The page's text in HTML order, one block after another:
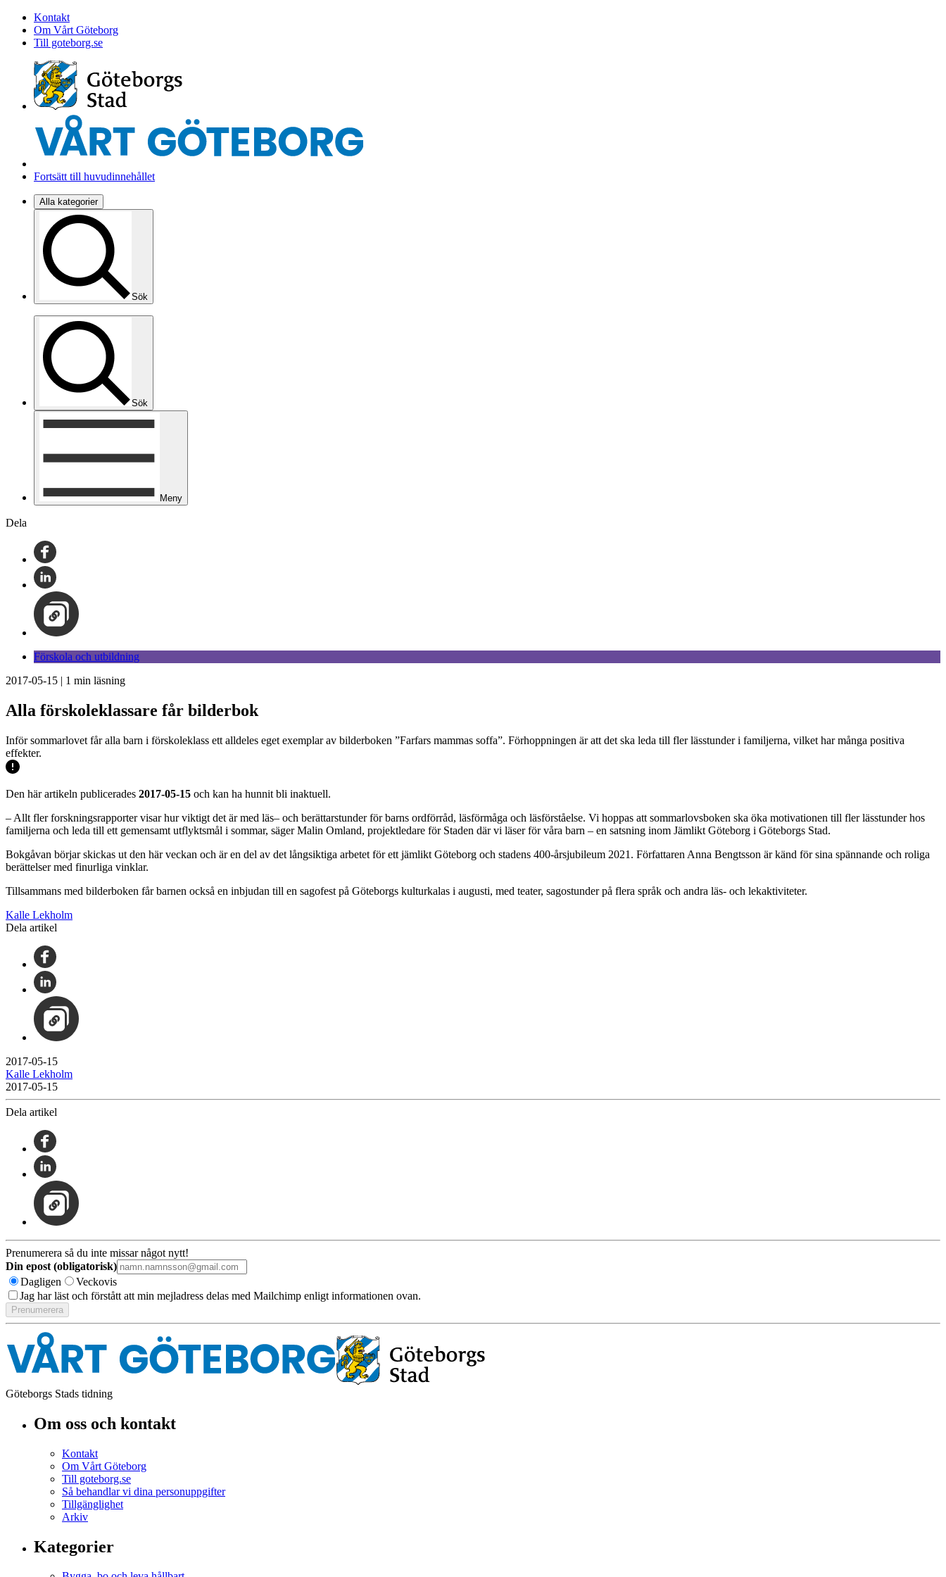
Kontakt
Om Vårt Göteborg
Till goteborg.se
Fortsätt till huvudinnehållet
Alla kategorier
Sök
Sök
Meny
Dela
Förskola och utbildning
2017-05-15 | 1 min läsning
Alla förskoleklassare får bilderbok
Inför sommarlovet får alla barn i förskoleklass ett alldeles eget exemplar av bilderboken ”Farfars mammas soffa”. Förhoppningen är att det ska leda till fler lässtunder i familjerna, vilket har många positiva
effekter.
Den här artikeln publicerades 2017-05-15 och kan ha hunnit bli inaktuell.
– Allt fler forskningsrapporter visar hur viktigt det är med läs– och berättarstunder för barns ordförråd, läsförmåga och läsförståelse. Vi hoppas att sommarlovsboken ska öka motivationen till fler lässtunder hos
familjerna och leda till ett gemensamt utflyktsmål i sommar, säger Malin Omland, projektledare för Staden där vi läser för våra barn – en satsning inom Jämlikt Göteborg i Göteborgs Stad.
Bokgåvan börjar skickas ut den här veckan och är en del av det långsiktiga arbetet för ett jämlikt Göteborg och stadens 400-årsjubileum 2021. Författaren Anna Bengtsson är känd för sina spännande och roliga
berättelser med finurliga vinklar.
Tillsammans med bilderboken får barnen också en inbjudan till en sagofest på Göteborgs kulturkalas i augusti, med teater, sagostunder på flera språk och andra läs- och lekaktiviteter.
Kalle Lekholm
Dela artikel
2017-05-15
Kalle Lekholm
2017-05-15
Dela artikel
Prenumerera så du inte missar något nytt!
Din epost (obligatorisk)
Dagligen
Veckovis
Jag har läst och förstått att min mejladress delas med Mailchimp enligt informationen ovan.
Göteborgs Stads tidning
Om oss och kontakt
Kontakt
Om Vårt Göteborg
Till goteborg.se
Så behandlar vi dina personuppgifter
Tillgänglighet
Arkiv
Kategorier